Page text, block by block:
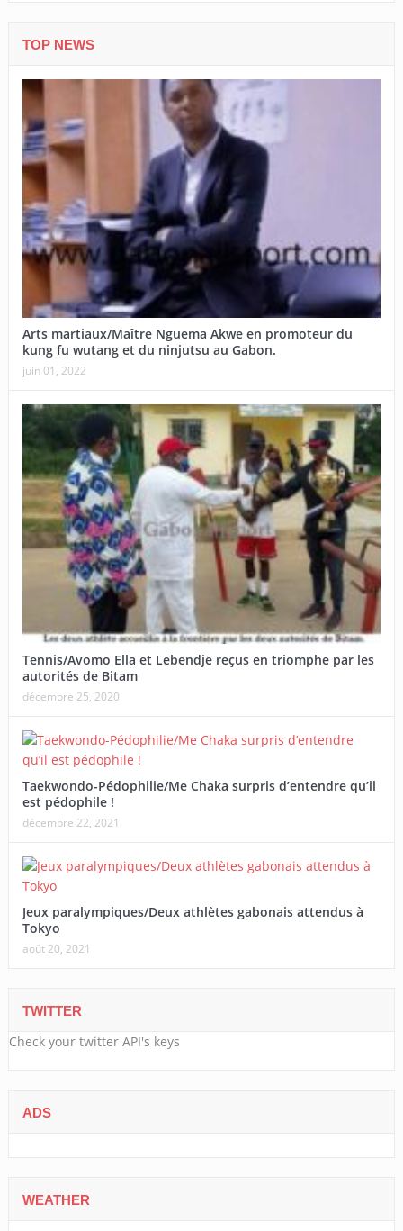
TOP NEWS
Arts martiaux/Maître Nguema Akwe en promoteur du
kung fu wutang et du ninjutsu au Gabon.
juin 01, 2022
Tennis/Avomo Ella et Lebendje reçus en triomphe par les
autorités de Bitam
décembre 25, 2020
Taekwondo-Pédophilie/Me Chaka surpris d’entendre qu’il
est pédophile !
décembre 22, 2021
Jeux paralympiques/Deux athlètes gabonais attendus à
Tokyo
août 20, 2021
TWITTER
Check your twitter API's keys
ADS
WEATHER